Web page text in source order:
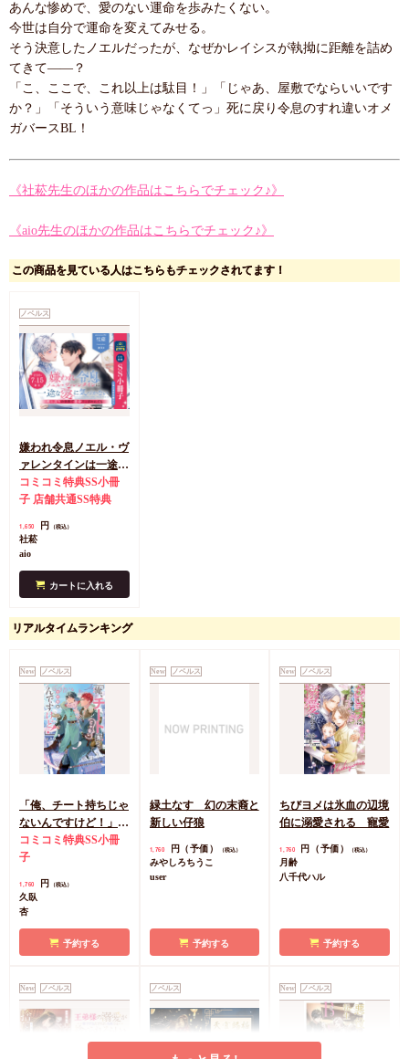
あんな惨めで、愛のない運命を歩みたくない。
今世は自分で運命を変えてみせる。
そう決意したノエルだったが、なぜかレイシスが執拗に距離を詰め
てきて――？
「こ、ここで、これ以上は駄目！」「じゃあ、屋敷でならいいです
か？」「そういう意味じゃなくてっ」死に戻り令息のすれ違いオメ
ガバースBL！
《社菘先生のほかの作品はこちらでチェック♪》
《aio先生のほかの作品はこちらでチェック♪》
この商品を見ている人はこちらもチェックされてます！
ノベルス
嫌われ令息ノエル・ヴ
ァレンタインは一途な
愛に気づかない 死に
戻りの世界で運命だと
コミコミ特典SS小冊
子 店舗共通SS特典
1,650 円 （税込）
社菘
aio
カートに入れる
リアルタイムランキング
New ノベルス
「俺、チート持ちじゃ
ないんですけど！」北
の砦編
コミコミ特典SS小冊
子
1,760 円 （税込）
久臥
杏
予約する
New ノベルス
緑土なす 幻の末裔と
新しい仔狼
1,760 円（予価） （税込）
みやしろちうこ
user
予約する
New ノベルス
ちびヨメは氷血の辺境
伯に溺愛される 寵愛
1,760 円（予価） （税込）
月齢
八千代ハル
予約する
New ノベルス ノベルス New ノベルス